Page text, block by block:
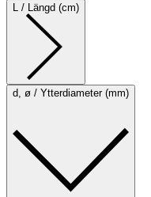
L / Längd (cm)
d, ø / Ytterdiameter (mm)